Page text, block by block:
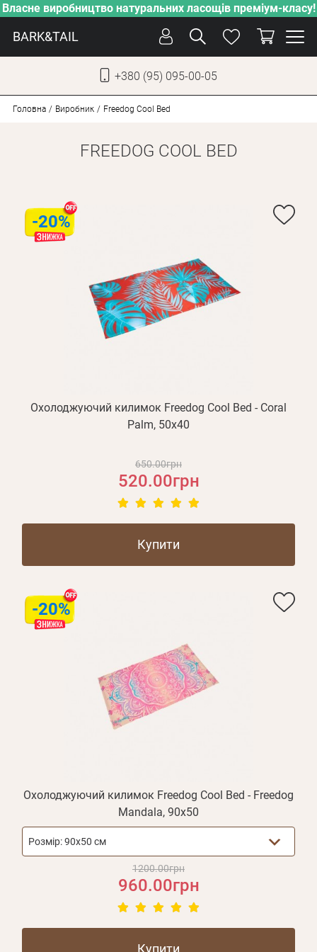
Власне виробництво натуральних ласощів преміум-класу!
BARK&TAIL
+380 (95) 095-00-05
СОБАКИ
АКЦІЇ
БЛОГ
Оплата і доставка
Контакти
Головна Виробник Freedog Cool Bed
FREEDOG COOL BED
-20%
Охолоджуючий килимок Freedog Cool Bed - Coral
Palm, 50x40
650.00грн
520.00грн
Купити
-20%
Охолоджуючий килимок Freedog Cool Bed - Freedog
Mandala, 90х50
Розмір:90х50 см
1200.00грн
960.00грн
Купити